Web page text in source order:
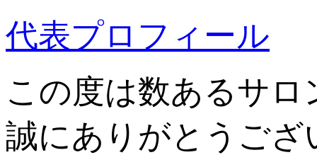
代表プロフィール
この度は数あるサロ
誠にありがとうござ